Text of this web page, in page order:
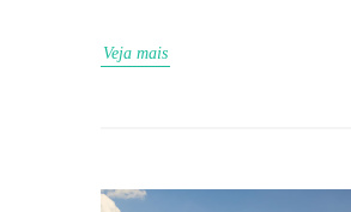
Veja mais